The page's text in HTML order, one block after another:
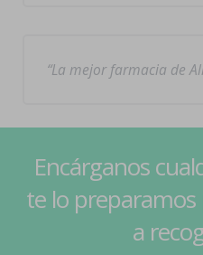
La mejor farmacia de
Encárganos
te lo
a